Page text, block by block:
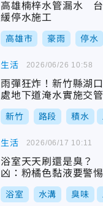
高雄楠梓水管漏水
緩停水施工
高雄市 豪雨 停水
生活
雨彈狂炸！新竹縣湖
處地下道淹水實施交管
新竹 路段 積水
2026/06/26 10:58
生活
浴室天天刷還是臭？
凶：粉橘色黏液要警惕
浴室 水溝 臭味
2026/06/17 10:11